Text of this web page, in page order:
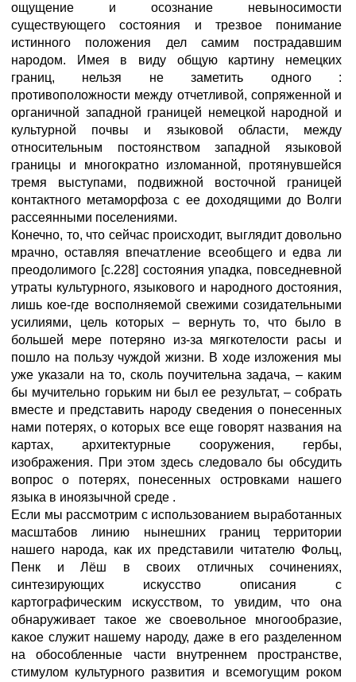
ощущение и осознание невыносимости
существующего состояния и трезвое понимание
истинного положения дел самим пострадавшим
народом. Имея в виду общую картину немецких
границ, нельзя не заметить одного :
противоположности между отчетливой, сопряженной и
органичной западной границей немецкой народной и
культурной почвы и языковой области, между
относительным постоянством западной языковой
границы и многократно изломанной, протянувшейся
тремя выступами, подвижной восточной границей
контактного метаморфоза с ее доходящими до Волги
рассеянными поселениями.
Конечно, то, что сейчас происходит, выглядит довольно
мрачно, оставляя впечатление всеобщего и едва ли
преодолимого [с.228] состояния упадка, повседневной
утраты культурного, языкового и народного достояния,
лишь кое-где восполняемой свежими созидательными
усилиями, цель которых – вернуть то, что было в
большей мере потеряно из-за мягкотелости расы и
пошло на пользу чуждой жизни. В ходе изложения мы
уже указали на то, сколь поучительна задача, – каким
бы мучительно горьким ни был ее результат, – собрать
вместе и представить народу сведения о понесенных
нами потерях, о которых все еще говорят названия на
картах, архитектурные сооружения, гербы,
изображения. При этом здесь следовало бы обсудить
вопрос о потерях, понесенных островками нашего
языка в иноязычной среде .
Если мы рассмотрим с использованием выработанных
масштабов линию нынешних границ территории
нашего народа, как их представили читателю Фольц,
Пенк и Лёш в своих отличных сочинениях,
синтезирующих искусство описания с
картографическим искусством, то увидим, что она
обнаруживает такое же своевольное многообразие,
какое служит нашему народу, даже в его разделенном
на обособленные части внутреннем пространстве,
стимулом культурного развития и всемогущим роком